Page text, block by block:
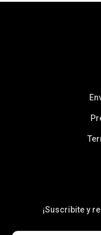
¡Suscribite y